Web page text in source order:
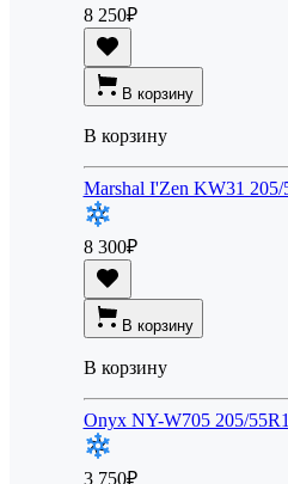
8 250₽
В корзину
В корзину
Marshal I'Zen KW31 205/
8 300₽
В корзину
В корзину
Onyx NY-W705 205/
3 750₽